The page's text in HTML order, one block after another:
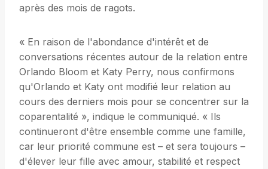
après des mois de ragots.
« En raison de l'abondance d'intérêt et de
conversations récentes autour de la relation entre
Orlando Bloom et Katy Perry, nous confirmons
qu'Orlando et Katy ont modifié leur relation au
cours des derniers mois pour se concentrer sur la
coparentalité », indique le communiqué. « Ils
continueront d'être ensemble comme une famille,
car leur priorité commune est – et sera toujours –
d'élever leur fille avec amour, stabilité et respect